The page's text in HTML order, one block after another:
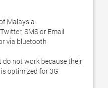
Malaysia
SMS or Email
via bluetooth
do not work because their
optimized for 3G